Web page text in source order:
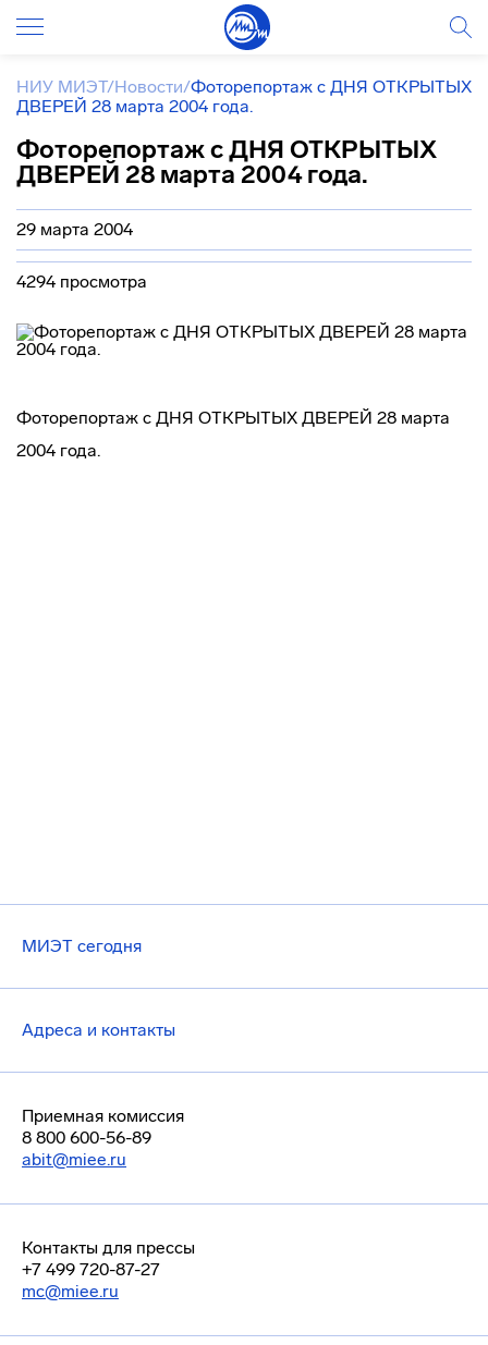
НИУ МИЭТ/Новости/Фоторепортаж с ДНЯ ОТКРЫТЫХ
ДВЕРЕЙ 28 марта 2004 года.
Фоторепортаж с ДНЯ ОТКРЫТЫХ
ДВЕРЕЙ 28 марта 2004 года.
29 марта 2004
4294 просмотра
Фоторепортаж с ДНЯ ОТКРЫТЫХ ДВЕРЕЙ 28 марта
2004 года.
МИЭТ сегодня
Адреса и контакты
Приемная комиссия
8 800 600-56-89
abit@miee.ru
Контакты для прессы
+7 499 720-87-27
mc@miee.ru